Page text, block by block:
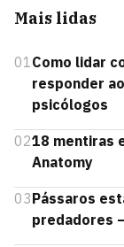
Mais lidas
01Como lidar
responder
psicólogos
0218 mentiras
Anatomy
03Pássaros
predadores